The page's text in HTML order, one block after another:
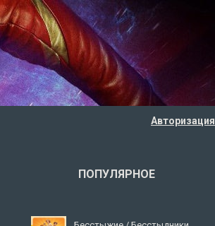
Авторизация
ПОПУЛЯРНОЕ